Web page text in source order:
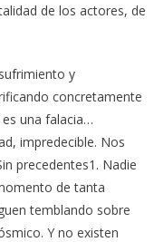
de los actores, de
y
concretamente
una falacia…
impredecible. Nos
precedentes1. Nadie
de tanta
temblando sobre
Y no existen